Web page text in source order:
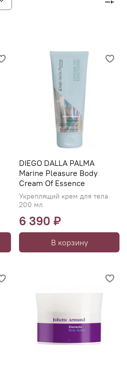
DIEGO DALLA PALMA
Marine Pleasure Body
Cream Of Essence
Укреплящий крем для тела
200 мл
6 390 ₽
В корзину